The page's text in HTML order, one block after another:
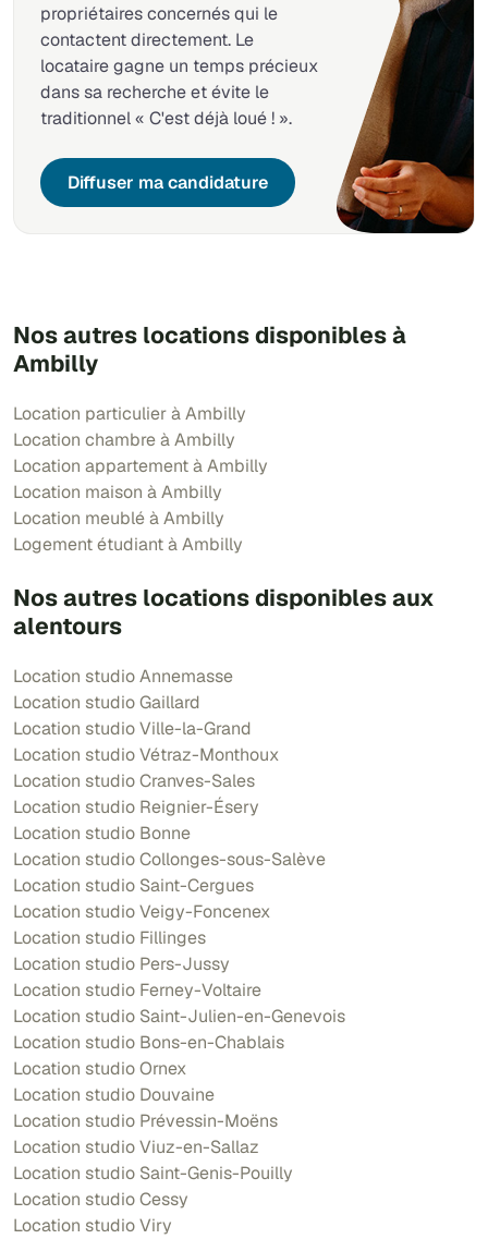
propriétaires concernés qui le
contactent directement. Le
locataire gagne un temps précieux
dans sa recherche et évite le
traditionnel « C'est déjà loué ! ».
Diffuser ma candidature
Nos autres locations disponibles à
Ambilly
Location particulier à Ambilly
Location chambre à Ambilly
Location appartement à Ambilly
Location maison à Ambilly
Location meublé à Ambilly
Logement étudiant à Ambilly
Nos autres locations disponibles aux
alentours
Location studio Annemasse
Location studio Gaillard
Location studio Ville-la-Grand
Location studio Vétraz-Monthoux
Location studio Cranves-Sales
Location studio Reignier-Ésery
Location studio Bonne
Location studio Collonges-sous-Salève
Location studio Saint-Cergues
Location studio Veigy-Foncenex
Location studio Fillinges
Location studio Pers-Jussy
Location studio Ferney-Voltaire
Location studio Saint-Julien-en-Genevois
Location studio Bons-en-Chablais
Location studio Ornex
Location studio Douvaine
Location studio Prévessin-Moëns
Location studio Viuz-en-Sallaz
Location studio Saint-Genis-Pouilly
Location studio Cessy
Location studio Viry